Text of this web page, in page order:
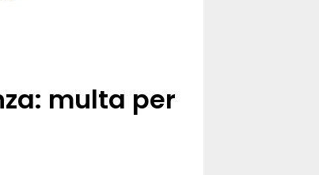
multa per